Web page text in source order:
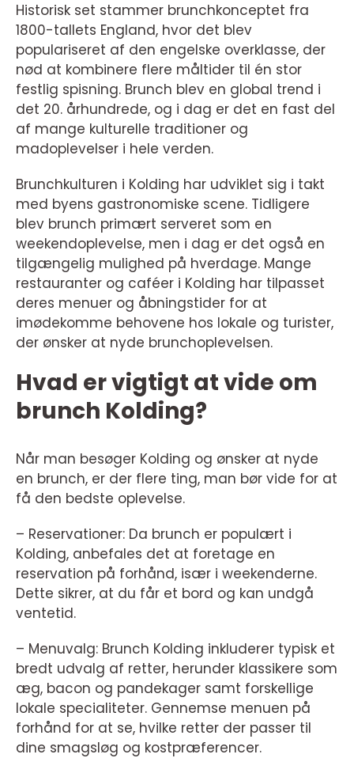
Historisk set stammer brunchkonceptet fra
1800-tallets England, hvor det blev
populariseret af den engelske overklasse, der
nød at kombinere flere måltider til én stor
festlig spisning. Brunch blev en global trend i
det 20. århundrede, og i dag er det en fast del
af mange kulturelle traditioner og
madoplevelser i hele verden.
Brunchkulturen i Kolding har udviklet sig i takt
med byens gastronomiske scene. Tidligere
blev brunch primært serveret som en
weekendoplevelse, men i dag er det også en
tilgængelig mulighed på hverdage. Mange
restauranter og caféer i Kolding har tilpasset
deres menuer og åbningstider for at
imødekomme behovene hos lokale og turister,
der ønsker at nyde brunchoplevelsen.
Hvad er vigtigt at vide om
brunch Kolding?
Når man besøger Kolding og ønsker at nyde
en brunch, er der flere ting, man bør vide for at
få den bedste oplevelse.
– Reservationer: Da brunch er populært i
Kolding, anbefales det at foretage en
reservation på forhånd, især i weekenderne.
Dette sikrer, at du får et bord og kan undgå
ventetid.
– Menuvalg: Brunch Kolding inkluderer typisk et
bredt udvalg af retter, herunder klassikere som
æg, bacon og pandekager samt forskellige
lokale specialiteter. Gennemse menuen på
forhånd for at se, hvilke retter der passer til
dine smagsløg og kostpræferencer.